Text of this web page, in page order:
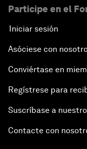
Participe en el
Iniciar sesión
Asóciese con
Conviértase en
Regístrese para
Suscríbase a
Contacte con